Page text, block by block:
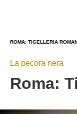
ROMA: TIGELLERIA
La pecora nera
Roma: